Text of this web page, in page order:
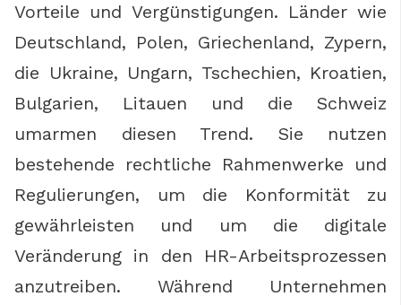
Vorteile und Vergünstigungen. Länder wie
Deutschland, Polen, Griechenland, Zypern,
die Ukraine, Ungarn, Tschechien, Kroatien,
Bulgarien, Litauen und die Schweiz
umarmen diesen Trend. Sie nutzen
bestehende rechtliche Rahmenwerke und
Regulierungen, um die Konformität zu
gewährleisten und um die digitale
Veränderung in den HR-Arbeitsprozessen
anzutreiben. Während Unternehmen